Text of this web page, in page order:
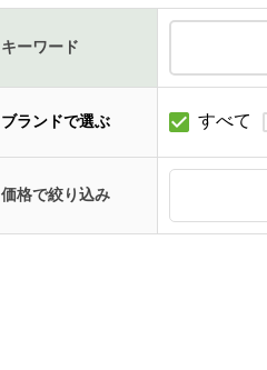
キーワード
ブランドで選ぶ すべて
価格で絞り込み